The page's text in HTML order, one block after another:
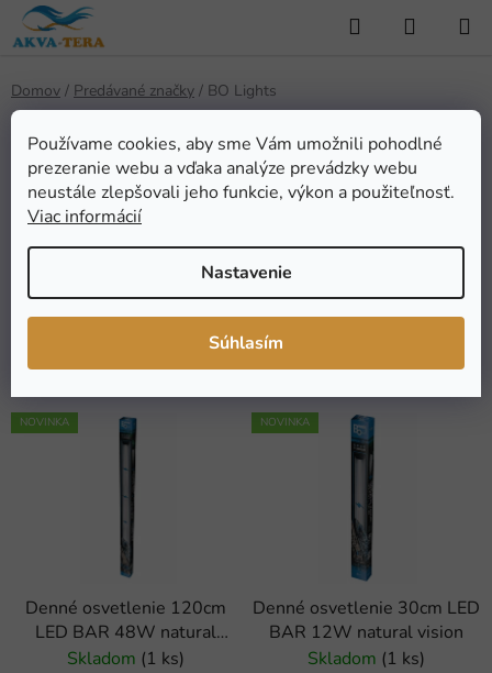
Používame cookies, aby sme Vám umožnili pohodlné
prezeranie webu a vďaka analýze prevádzky webu
neustále zlepšovali jeho funkcie, výkon a použiteľnosť.
Viac informácií
Nastavenie
Súhlasím
Prejsť
na
Hľadať
Domov / Predávané značky / BO Lights
BO Lights
d
e
V
ý
NOVINKA
Denné osvetlenie 120cm
LED BAR 48W natural
vision
Skladom (1 ks)
NOVINKA
Denné osvetlenie 30cm LED
BAR 12W natural vision
Skladom (1 ks)